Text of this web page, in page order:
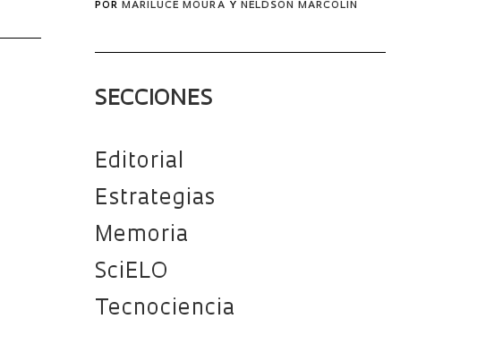
POR MARILUCE MOURA Y NELDSON MARCOLIN
SECCIONES
Editorial
Estrategias
Memoria
SciELO
Tecnociencia